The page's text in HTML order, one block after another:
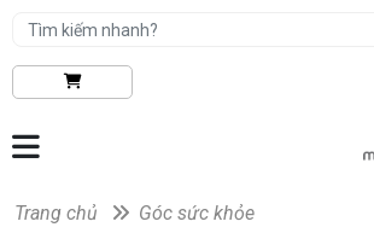
Trang chủ Góc sức khỏe